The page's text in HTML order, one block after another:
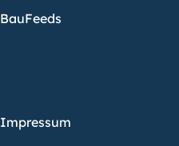
BauFeeds
Impressum